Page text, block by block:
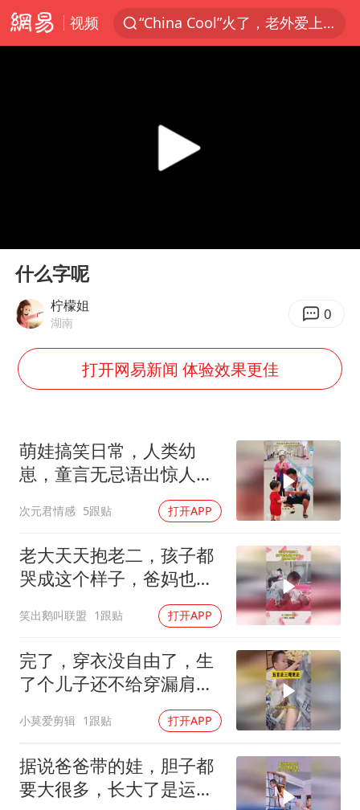
视频
“China Cool”火了，老外爱上中国避暑游
四川宜宾3.4级地震
上半年国内居民出游人次34.63亿
22岁女生独闯南太行失联12天
张本智和：零封向鹏不意外
今年第二强台风将带来多大影响
“准2万亿”之城点名支持三所大学
习近平心系体育强国建设
Play
什么字呢
柠檬姐
湖南 0
打开网易新闻 体验效果更佳
萌娃搞笑日常，人类幼
崽，童言无忌语出惊人：
狗都知道100比30多，傻
子才跟你换！
次元君情感 5跟贴 打开APP
老大天天抱老二，孩子都
哭成这个样子，爸妈也不
笑出鹅叫联盟 1跟贴 打开APP
完了，穿衣没自由了，生
了个儿子还不给穿漏肩衣
小莫爱剪辑 1跟贴 打开APP
据说爸爸带的娃，胆子都
要大很多，长大了是运动